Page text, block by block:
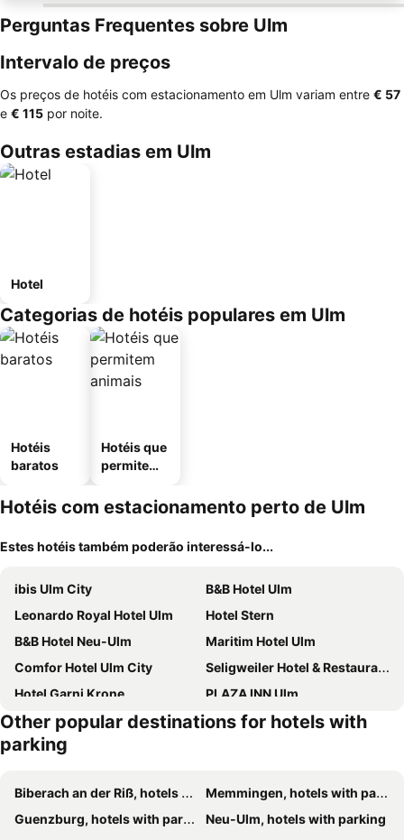
Perguntas Frequentes sobre Ulm
Intervalo de preços
Os preços de hotéis com estacionamento em Ulm variam entre ‎€ 57
e ‎€ 115 por noite.
Outras estadias em Ulm
Hotel
Categorias de hotéis populares em Ulm
Hotéis
baratos
Hotéis que
permitem
Hotéis com estacionamento perto de Ulm
Estes hotéis também poderão interessá-lo...
ibis Ulm City
B&B Hotel Ulm
Leonardo Royal Hotel Ulm
Hotel Stern
B&B Hotel Neu-Ulm
Maritim Hotel Ulm
Comfor Hotel Ulm City
Seligweiler Hotel & Restaurants
Hotel Garni Krone
PLAZA INN Ulm
Hotel Blaubeurer Tor
Hotel Neuthor
iQ-Hotel Ulm
Kb Hotel
Hotel-Gasthof-Hirsch
Hotel-Gasthof zur Linde
Neumaiers Hirsch -Gasthof und Landhotel
Other popular destinations for hotels with
parking
Biberach an der Riß, hotels with parking
Memmingen, hotels with parking
Guenzburg, hotels with parking
Neu-Ulm, hotels with parking